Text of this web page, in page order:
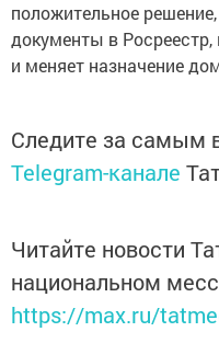
положительное
документы в
и меняет назначение
Следите за самым
Telegram-канале
Читайте новости
национальном
https://max.ru/